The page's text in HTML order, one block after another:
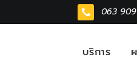
063
บริการ